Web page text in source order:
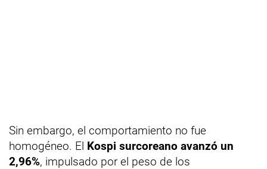
Sin embargo, el comportamiento no fue
homogéneo. El Kospi surcoreano avanzó un
2,96%, impulsado por el peso de los